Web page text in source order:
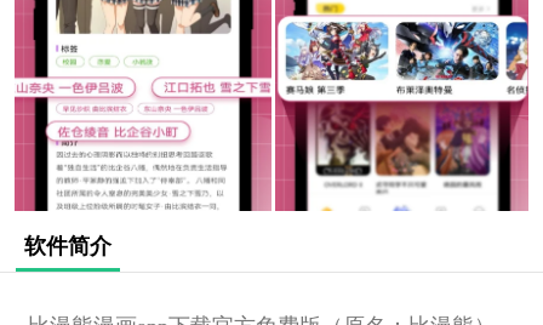
软件简介